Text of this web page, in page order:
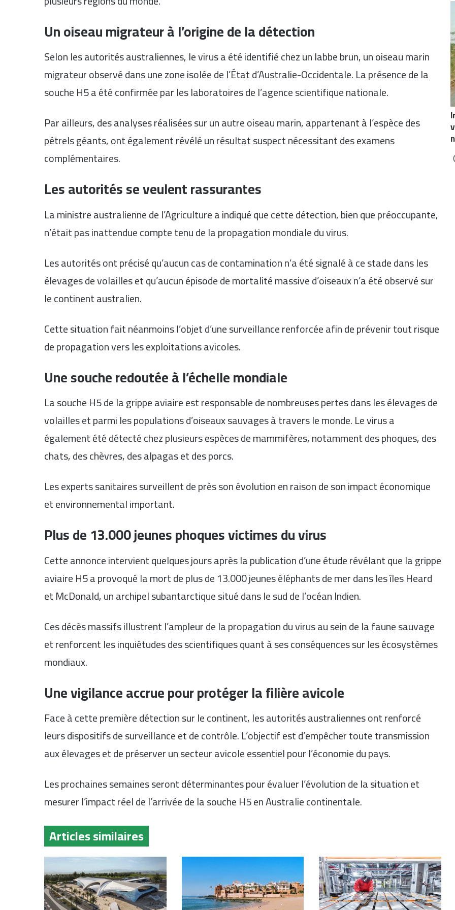
Un oiseau migrateur à l’origine de la détection
Selon les autorités australiennes, le virus a été identifié chez un labbe brun, un oiseau marin
migrateur observé dans une zone isolée de l’État d’Australie-Occidentale. La présence de la
souche H5 a été confirmée par les laboratoires de l’agence scientifique nationale.
Par ailleurs, des analyses réalisées sur un autre oiseau marin, appartenant à l’espèce des
pétrels géants, ont également révélé un résultat suspect nécessitant des examens
complémentaires.
Les autorités se veulent rassurantes
La ministre australienne de l’Agriculture a indiqué que cette détection, bien que préoccupante,
n’était pas inattendue compte tenu de la propagation mondiale du virus.
Les autorités ont précisé qu’aucun cas de contamination n’a été signalé à ce stade dans les
élevages de volailles et qu’aucun épisode de mortalité massive d’oiseaux n’a été observé sur
le continent australien.
Cette situation fait néanmoins l’objet d’une surveillance renforcée afin de prévenir tout risque
de propagation vers les exploitations avicoles.
Une souche redoutée à l’échelle mondiale
La souche H5 de la grippe aviaire est responsable de nombreuses pertes dans les élevages de
volailles et parmi les populations d’oiseaux sauvages à travers le monde. Le virus a
également été détecté chez plusieurs espèces de mammifères, notamment des phoques, des
chats, des chèvres, des alpagas et des porcs.
Les experts sanitaires surveillent de près son évolution en raison de son impact économique
et environnemental important.
Plus de 13.000 jeunes phoques victimes du virus
Cette annonce intervient quelques jours après la publication d’une étude révélant que la grippe
aviaire H5 a provoqué la mort de plus de 13.000 jeunes éléphants de mer dans les îles Heard
et McDonald, un archipel subantarctique situé dans le sud de l’océan Indien.
Ces décès massifs illustrent l’ampleur de la propagation du virus au sein de la faune sauvage
et renforcent les inquiétudes des scientifiques quant à ses conséquences sur les écosystèmes
mondiaux.
Une vigilance accrue pour protéger la filière avicole
Face à cette première détection sur le continent, les autorités australiennes ont renforcé
leurs dispositifs de surveillance et de contrôle. L’objectif est d’empêcher toute transmission
aux élevages et de préserver un secteur avicole essentiel pour l’économie du pays.
Les prochaines semaines seront déterminantes pour évaluer l’évolution de la situation et
mesurer l’impact réel de l’arrivée de la souche H5 en Australie continentale.
Articles similaires